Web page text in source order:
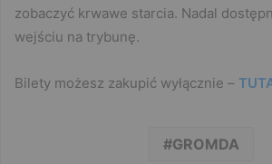
zobaczyć krwawe starcia. Nadal
wejściu na trybunę.
Bilety możesz zakupić wyłącznie –
GROMDA